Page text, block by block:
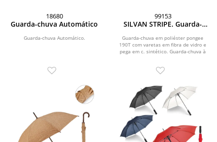
18680
Guarda-chuva Automático
Guarda-chuva Automático.
99153
SILVAN STRIPE. Guarda-
abertura automática
Guarda-chuva em poliéster pongee
190T com varetas em fibra de vidro e
pega em c. sintético. Guarda-chuva à